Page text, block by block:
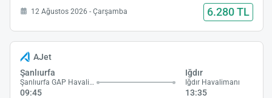
12 Ağustos 2026 - Çarşamba 6.280 TL
AJet
Şanlıurfa
Şanlıurfa GAP Havalimanı
09:45
Iğdır
Iğdır Havalimanı
13:35